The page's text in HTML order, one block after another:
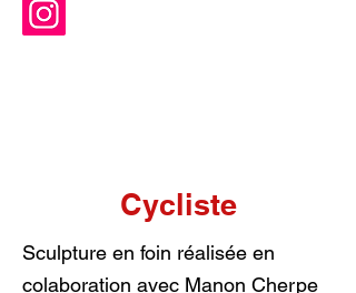
Cycliste
Sculpture en foin réalisée en
colaboration avec Manon Cherpe